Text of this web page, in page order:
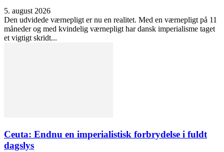
5. august 2026
Den udvidede værnepligt er nu en realitet. Med en værnepligt på 11
måneder og med kvindelig værnepligt har dansk imperialisme taget
et vigtigt skridt...
Ceuta: Endnu en imperialistisk forbrydelse i fuldt
dagslys